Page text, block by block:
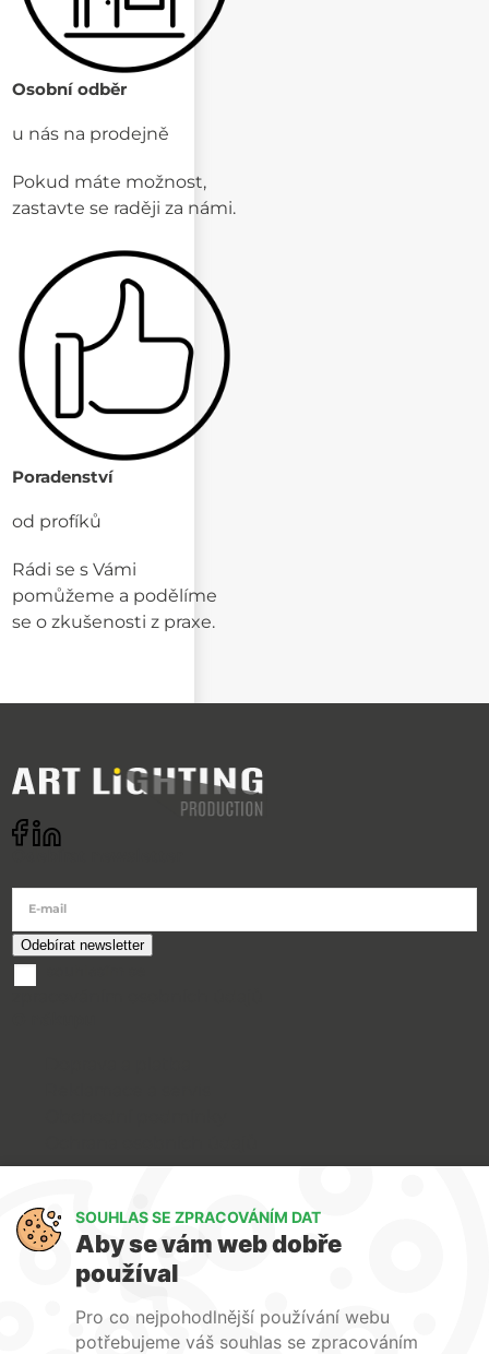
Osobní odběr
u nás na prodejně
Pokud máte možnost,
zastavte se raději za námi.
Poradenství
od profíků
Rádi se s Vámi
pomůžeme a podělíme
se o zkušenosti z praxe.
E-mail
O nás
Kontakty
SOUHLAS SE ZPRACOVÁNÍM DAT
Aby se vám web dobře
používal
Pro co nejpohodlnější používání webu
potřebujeme váš souhlas se zpracováním